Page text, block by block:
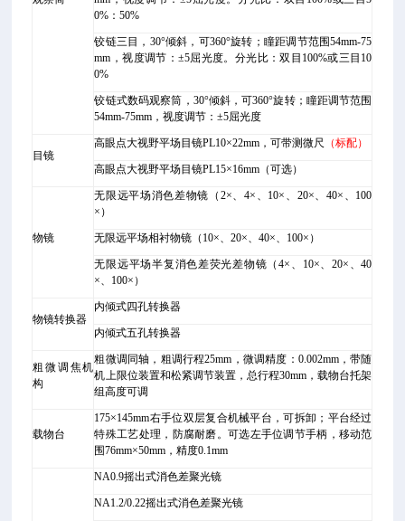
0%：50%
铰链三目，30°倾斜，可360°旋转；瞳距调节范围54mm-75
mm，视度调节：±5屈光度。分光比：双目100%或三目10
0%
铰链式数码观察筒，30°倾斜，可360°旋转；瞳距调节范围
54mm-75mm，视度调节：±5屈光度
目镜
高眼点大视野平场目镜PL10×22mm，可带测微尺 （标配）
高眼点大视野平场目镜PL15×16mm（可选）
物镜
无限远平场消色差物镜（2×、4×、10×、20×、40×、100
×）
无限远平场相衬物镜（10×、20×、40×、100×）
无限远平场半复消色差荧光差物镜（4×、10×、20×、40
×、100×）
物镜转换器
内倾式四孔转换器
内倾式五孔转换器
粗微调焦机
构
粗微调同轴，粗调行程25mm，微调精度：0.002mm，带随
机上限位装置和松紧调节装置，总行程30mm，载物台托架
组高度可调
载物台
175×145mm右手位双层复合机械平台，可拆卸；平台经过
特殊工艺处理，防腐耐磨。可选左手位调节手柄，移动范
围76mm×50mm，精度0.1mm
NA0.9摇出式消色差聚光镜
NA1.2/0.22摇出式消色差聚光镜